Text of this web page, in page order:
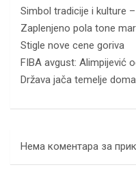
Simbol tradicije i kulture
Zaplenjeno pola tone
Stigle nove cene goriva
FIBA avgust: Alimpijević
Država jača temelje
Нема коментара за